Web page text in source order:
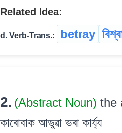
Related Idea:
d. Verb-Trans.: betray
2. (Abstract Noun) the
কাৰোবাক আভুৱা ভৰা কাৰ্য্য